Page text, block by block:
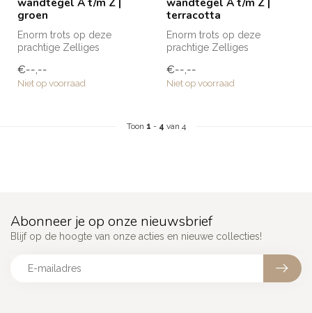
groen
Enorm trots op deze
prachtige Zelliges
Nomads eigen ...
€--,--
Niet op voorraad
terracotta
Enorm trots op deze
prachtige Zelliges
Nomads eigen ...
€--,--
Niet op voorraad
Toon 1 - 4 van 4
Abonneer je op onze nieuwsbrief
Blijf op de hoogte van onze acties en nieuwe collecties!